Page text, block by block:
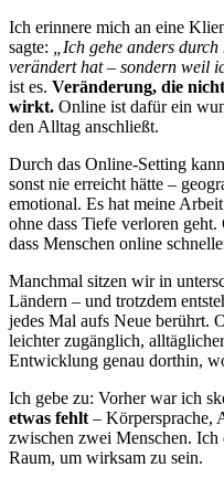
Ich erinnere mich an eine
sagte:
„Ich gehe anders
verändert hat – sondern weil
ist es. Veränderung, die
wirkt. Online ist dafür ein
den Alltag anschließt.
Durch das Online-Setting
sonst nie erreicht hätte –
emotional. Es hat meine
ohne dass Tiefe verloren
dass Menschen online
Manchmal sitzen wir in
Ländern – und trotzdem
jedes Mal aufs Neue berührt.
leichter zugänglich,
Entwicklung genau dorthin,
Ich gebe zu: Vorher war ich
etwas fehlt – Körpersprache,
zwischen zwei Menschen. Ich
Raum, um wirksam zu sein.